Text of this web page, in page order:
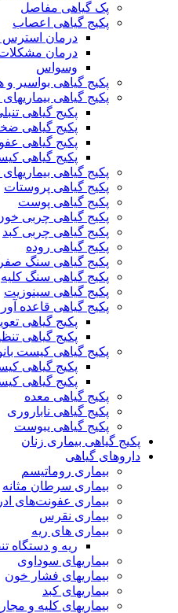
پک گیاهی مفاصل
پکیج گیاهی اعصاب
درمان
درمان
وسواس
پکیج گیاهی بواسیر و
پکیج گیاهی
پکیج گیاهی
پکیج گیاهی
پکیج گیاهی
پکیج گیاهی
پکیج گیاهی بیماریهای
پکیج گیاهی پروستات
پکیج گیاهی پوست
پکیج گیاهی چربی
پکیج گیاهی چربی کبد
پکیج گیاهی روده
پکیج گیاهی سنگ صفرا
پکیج گیاهی سنگ کلیه
پکیج گیاهی سینوزیت
پکیج گیاهی قاعده آور
پکیج گیاهی
پکیج گیاهی
پکیج گیاهی کیست
پکیج گیاهی
پکیج گیاهی
پکیج گیاهی معده
پکیج گیاهی ناباروری
پکیج گیاهی یبوست
پکیج گیاهی بیماری زنان
داروهای گیاهی
بیماری روماتیسم
بیماری سرطان مثانه
بیماری عفونت‌های
بیماری نقرس
بیماری های ریه
ریه و دستگاه
بیماریهای سوداوی
بیماریهای فشار خون
بیماریهای کبد
بیماریهای کلیه و